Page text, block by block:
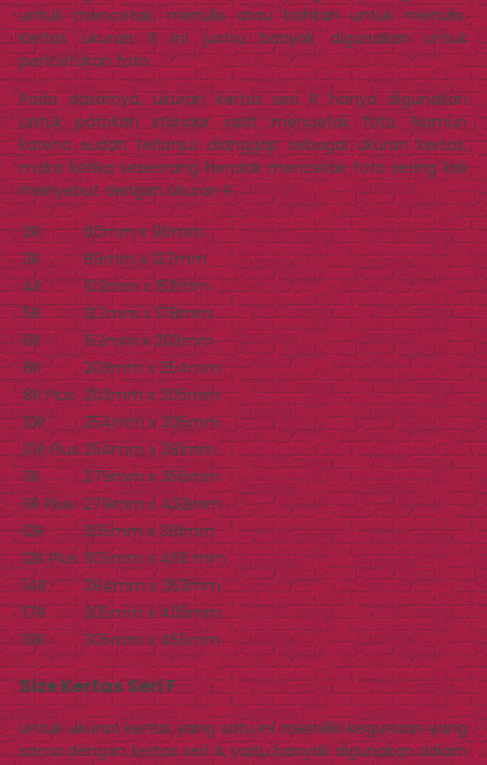
untuk mencetak, menulis atau bahkan untuk menulis.
Kertas ukuran R ini justru banyak digunakan untuk
pencetakan foto.
Pada dasarnya, ukuran kertas seri R hanya digunakan
untuk patokan standar saat mencetak foto. Namun
karena sudah terlanjut dianggap sebagai ukuran kertas,
maka ketika seseorang hendak mencetak foto sering kali
menyebut dengan ukuran R.
2R
60mm x 90mm
3R
89mm x 127mm
4R
102mm x 152mm
5R
127mm x 178mm
6R
152mm x 203mm
8R
203mm x 254mm
8R Plus 203mm x 305mm
10R
254mm x 305mm
10R Plus 254mm x 381mm
11R
279mm x 356mm
11R Plus 279mm x 432mm
12R
305mm x 381mm
12R Plus 305mm x 465 mm
14R
284mm x 353mm
17R
305mm x 405mm
19R
305mm x 455mm
Size Kertas Seri F
Untuk ukuran kertas yang satu ini memiliki kegunaan yang
sama dengan kertas seri A, yaitu banyak digunakan dalam